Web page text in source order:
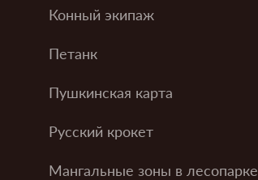
Конный экипаж
Петанк
Пушкинская карта
Русский крокет
Мангальные зоны в лесопарке